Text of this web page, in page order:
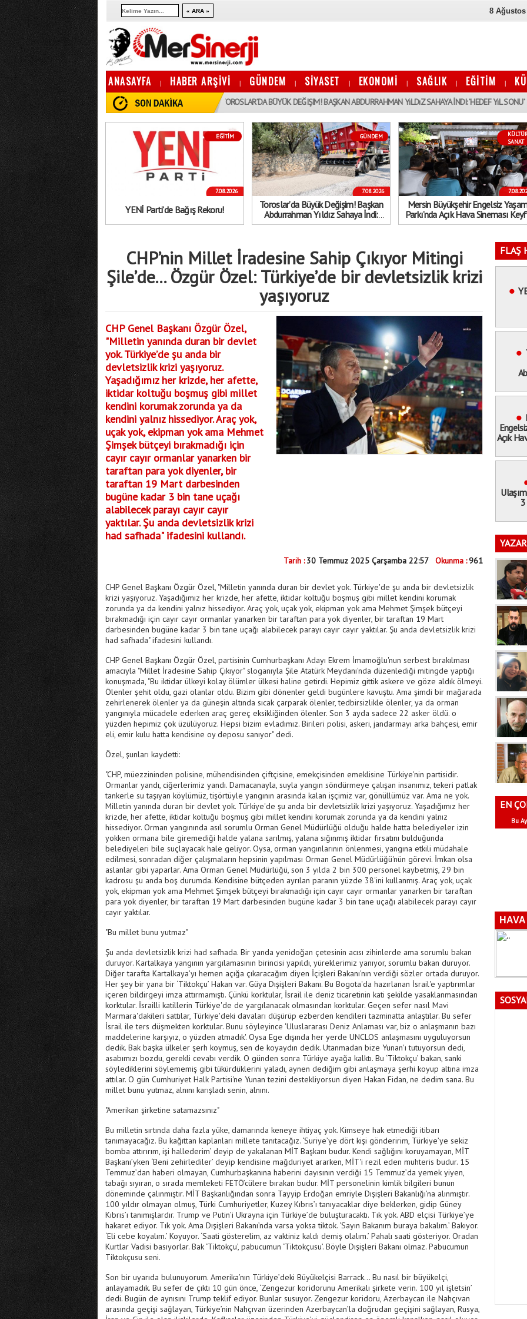
8 Ağustos
ANASAYFA | HABER ARŞİVİ | GÜNDEM | SİYASET | EKONOMİ | SAĞLIK | EĞİTİM |
21:20 YENİ PARTI’DE BAĞıŞ REKORU! 20:35 TOROSLAR’DA BÜYÜK DEĞIŞIM! BAŞKAN ABDURRAHMAN YıLDıZ SAHAYA İNDI: ’HEDEF YıL SONU’ 19:54
EĞİTİM
7.08.2026
YENİ Parti’de Bağış Rekoru!
GÜNDEM
7.08.2026
Toroslar’da Büyük Değişim! Başkan
Abdurrahman Yıldız Sahaya İndi:
’Hedef Yıl Sonu’
SANAT
Mersin Büyükşehir Engelsiz
Parkı’nda Açık Hava Sineması
Sosyalleşmenin ve Eğlencenin
CHP’nin Millet İradesine Sahip Çıkıyor Mitingi
Şile’de... Özgür Özel: Türkiye’de bir devletsizlik krizi
yaşıyoruz
CHP Genel Başkanı Özgür Özel,
"Milletin yanında duran bir devlet
yok. Türkiye’de şu anda bir
devletsizlik krizi yaşıyoruz.
Yaşadığımız her krizde, her afette,
iktidar koltuğu boşmuş gibi millet
kendini korumak zorunda ya da
kendini yalnız hissediyor. Araç yok,
uçak yok, ekipman yok ama Mehmet
Şimşek bütçeyi bırakmadığı için
cayır cayır ormanlar yanarken bir
taraftan para yok diyenler, bir
taraftan 19 Mart darbesinden
bugüne kadar 3 bin tane uçağı
alabilecek parayı cayır cayır
yaktılar. Şu anda devletsizlik krizi
had safhada" ifadesini kullandı.
Tarih : 30 Temmuz 2025 Çarşamba 22:57 Okunma :961
CHP Genel Başkanı Özgür Özel, "Milletin yanında duran bir devlet yok. Türkiye'de şu anda bir devletsizlik
krizi yaşıyoruz. Yaşadığımız her krizde, her afette, iktidar koltuğu boşmuş gibi millet kendini korumak
zorunda ya da kendini yalnız hissediyor. Araç yok, uçak yok, ekipman yok ama Mehmet Şimşek bütçeyi
bırakmadığı için cayır cayır ormanlar yanarken bir taraftan para yok diyenler, bir taraftan 19 Mart
darbesinden bugüne kadar 3 bin tane uçağı alabilecek parayı cayır cayır yaktılar. Şu anda devletsizlik krizi
had safhada" ifadesini kullandı.
CHP Genel Başkanı Özgür Özel, partisinin Cumhurbaşkanı Adayı Ekrem İmamoğlu'nun serbest bırakılması
amacıyla "Millet İradesine Sahip Çıkıyor" sloganıyla Şile Atatürk Meydanı'nda düzenlediği mitingde yaptığı
konuşmada, "Bu iktidar ülkeyi kolay ölümler ülkesi haline getirdi. Hepimiz gittik askere ve göze aldık ölmeyi.
Ölenler şehit oldu, gazi olanlar oldu. Bizim gibi dönenler geldi bugünlere kavuştu. Ama şimdi bir mağarada
zehirlenerek ölenler ya da güneşin altında sıcak çarparak ölenler, tedbirsizlikle ölenler, ya da orman
yangınıyla mücadele ederken araç gereç eksikliğinden ölenler. Son 3 ayda sadece 22 asker öldü. o
yüzden hepimiz çok üzülüyoruz. Hepsi bizim evladımız. Birileri polisi, askeri, jandarmayı arka bahçesi, emir
eli, emir kulu hatta kendisine oy deposu sanıyor" dedi.
Özel, şunları kaydetti:
"CHP, müezzininden polisine, mühendisinden çiftçisine, emekçisinden emeklisine Türkiye'nin partisidir.
Ormanlar yandı, ciğerlerimiz yandı. Damacanayla, suyla yangın söndürmeye çalışan insanımız, tekeri patlak
tankerle su taşıyan köylümüz, tişörtüyle yangının arasında kalan işçimiz var, gönüllümüz var. Ama ne yok.
Milletin yanında duran bir devlet yok. Türkiye'de şu anda bir devletsizlik krizi yaşıyoruz. Yaşadığımız her
krizde, her afette, iktidar koltuğu boşmuş gibi millet kendini korumak zorunda ya da kendini yalnız
hissediyor. Orman yangınında asıl sorumlu Orman Genel Müdürlüğü olduğu halde hatta belediyeler izin
yokken ormana bile giremediği halde yalana sarılmış, yalana sığınmış iktidar fırsatını bulduğunda
belediyeleri bile suçlayacak hale geliyor. Oysa, orman yangınlarının önlenmesi, yangına etkili müdahale
edilmesi, sonradan diğer çalışmaların hepsinin yapılması Orman Genel Müdürlüğü'nün görevi. İmkan olsa
aslanlar gibi yaparlar. Ama Orman Genel Müdürlüğü, son 3 yılda 2 bin 300 personel kaybetmiş, 29 bin
kadrosu şu anda boş durumda. Kendisine bütçeden ayrılan paranın yüzde 38'ini kullanmış. Araç yok, uçak
yok, ekipman yok ama Mehmet Şimşek bütçeyi bırakmadığı için cayır cayır ormanlar yanarken bir taraftan
para yok diyenler, bir taraftan 19 Mart darbesinden bugüne kadar 3 bin tane uçağı alabilecek parayı cayır
cayır yaktılar.
"Bu millet bunu yutmaz"
Şu anda devletsizlik krizi had safhada. Bir yanda yenidoğan çetesinin acısı zihinlerde ama sorumlu bakan
duruyor. Kartalkaya yangının yargılamasının birincisi yapıldı, yüreklerimiz yanıyor, sorumlu bakan duruyor.
Diğer tarafta Kartalkaya'yı hemen açığa çıkaracağım diyen İçişleri Bakanı'nın verdiği sözler ortada duruyor.
Her şey bir yana bir ‘Tiktokçu’ Hakan var. Güya Dışişleri Bakanı. Bu Bogota'da hazırlanan İsrail'e yaptırımlar
içeren bildirgeyi imza attırmamıştı. Çünkü korktular, İsrail ile deniz ticaretinin kati şekilde yasaklanmasından
korktular. İsrailli katillerin Türkiye'de de yargılanacak olmasından korktular. Geçen sefer nasıl Mavi
Marmara'dakileri sattılar, Türkiye'deki davaları düşürüp ezberden kendileri tazminatta anlaştılar. Bu sefer
İsrail ile ters düşmekten korktular. Bunu söyleyince 'Uluslararası Deniz Anlaması var, biz o anlaşmanın bazı
maddelerine karşıyız, o yüzden atmadık'. Oysa Ege dışında her yerde UNCLOS anlaşmasını uyguluyorsun
dedik. Bak başka ülkeler şerh koymuş, sen de koyaydın dedik. Utanmadan bize Yunan'ı tutuyorsun dedi,
asabımızı bozdu, gerekli cevabı verdik. O günden sonra Türkiye ayağa kalktı. Bu ‘Tiktokçu’ bakan, sanki
söylediklerini söylememiş gibi tükürdüklerini yaladı, aynen dediğim gibi anlaşmaya şerhi koyup altına imza
attılar. O gün Cumhuriyet Halk Partisi'ne Yunan tezini destekliyorsun diyen Hakan Fidan, ne dedim sana. Bu
millet bunu yutmaz, alnını karışladı senin, alnını.
"Amerikan şirketine satamazsınız"
Bu milletin sırtında daha fazla yüke, damarında keneye ihtiyaç yok. Kimseye hak etmediği itibarı
tanımayacağız. Bu kağıttan kaplanları millete tanıtacağız. ‘Suriye’ye dört kişi gönderirim, Türkiye’ye sekiz
bomba attırırım, işi hallederim’ deyip de yakalanan MİT Başkanı budur. Kendi sağlığını koruyamayan, MİT
Başkanı’yken ‘Beni zehirlediler’ deyip kendisine mağduriyet ararken, MİT'i rezil eden muhteris budur. 15
Temmuz’dan haberi olmayan, Cumhurbaşkanına haberini dayısının verdiği 15 Temmuz’da yemek yiyen,
tabağı sıyıran, o sırada memleketi FETÖ’cülere bırakan budur. MİT personelinin kimlik bilgileri bunun
döneminde çalınmıştır. MİT Başkanlığından sonra Tayyip Erdoğan emriyle Dışişleri Bakanlığı’na alınmıştır.
100 yıldır olmayan olmuş, Türki Cumhuriyetler, Kuzey Kıbrıs’ı tanıyacaklar diye beklerken, gidip Güney
Kıbrıs’ı tanımışlardır. Trump ve Putin’i Ukrayna için Türkiye’de buluşturacaktı. Tık yok. ABD elçisi Türkiye’ye
hakaret ediyor. Tık yok. Ama Dışişleri Bakanı’nda varsa yoksa tiktok. ‘Sayın Bakanım buraya bakalım.’ Bakıyor.
‘Eli cebe koyalım.’ Koyuyor. ‘Saati gösterelim, az vaktiniz kaldı demiş olalım.’ Pahalı saati gösteriyor. Oradan
Kurtlar Vadisi basıyorlar. Bak ‘Tiktokçu’, pabucumun ‘Tiktokçusu’. Böyle Dışişleri Bakanı olmaz. Pabucumun
Tiktokçusu seni.
Son bir uyarıda bulunuyorum. Amerika’nın Türkiye’deki Büyükelçisi Barrack… Bu nasıl bir büyükelçi,
anlayamadık. Bu sefer de çıktı 10 gün önce, ‘Zengezur koridorunu Amerikalı şirkete verin. 100 yıl işletsin’
dedi. Bugün de aynısını Trump teklif ediyor. Bunlar susuyor. Zengezur koridoru, Azerbaycan ile Nahçıvan
arasında geçişi sağlayan, Türkiye’nin Nahçıvan üzerinden Azerbaycan’la doğrudan geçişini sağlayan, Rusya,
FLAŞ
Açık
EN
Bu Ay